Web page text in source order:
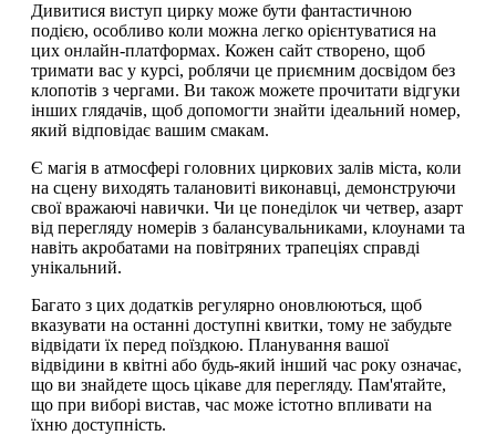
Дивитися виступ цирку може бути фантастичною
подією, особливо коли можна легко орієнтуватися на
цих онлайн-платформах. Кожен сайт створено, щоб
тримати вас у курсі, роблячи це приємним досвідом без
клопотів з чергами. Ви також можете прочитати відгуки
інших глядачів, щоб допомогти знайти ідеальний номер,
який відповідає вашим смакам.
Є магія в атмосфері головних циркових залів міста, коли
на сцену виходять талановиті виконавці, демонструючи
свої вражаючі навички. Чи це понеділок чи четвер, азарт
від перегляду номерів з балансувальниками, клоунами та
навіть акробатами на повітряних трапеціях справді
унікальний.
Багато з цих додатків регулярно оновлюються, щоб
вказувати на останні доступні квитки, тому не забудьте
відвідати їх перед поїздкою. Планування вашої
відвідини в квітні або будь-який інший час року означає,
що ви знайдете щось цікаве для перегляду. Пам'ятайте,
що при виборі вистав, час може істотно впливати на
їхню доступність.